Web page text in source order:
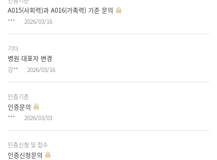
자
항
로
구
성
되
어
있
습
니
다.
A015(사회력)과 A016(가족력) 기준 문의
*** 2026/03/16
기타
병원 대표자 변경
강** 2026/03/16
인증기준
인증문의
*** 2026/03/03
인증신청 및 접수
인증신청문의